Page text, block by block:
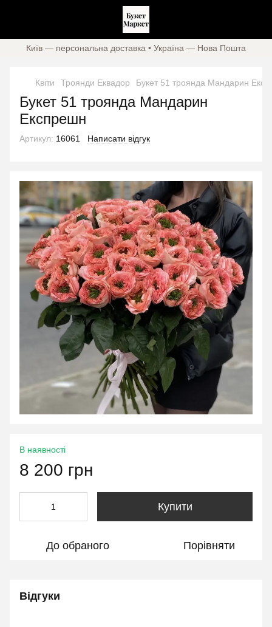
Київ — персональна доставка • Україна — Нова Пошта
Квіти Троянди Еквадор Букет 51 троянда Мандарин
Букет 51 троянда Мандарин
Експрешн
Артикул: 16061 Написати відгук
В наявності
8 200 грн
Купити
До обраного Порівняти
Відгуки